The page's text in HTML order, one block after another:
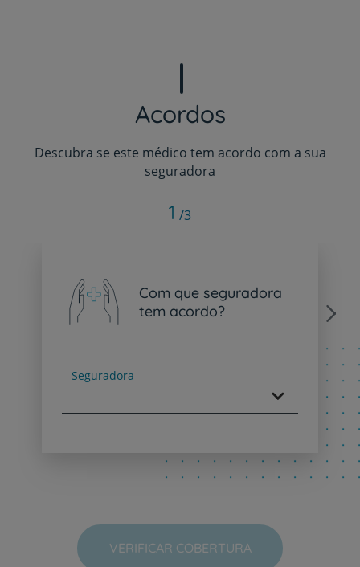
Acordos
Descubra se este médico tem acordo com a sua
seguradora
Com que seguradora
tem acordo?
Seguradora
Next
1 /3
VERIFICAR COBERTURA